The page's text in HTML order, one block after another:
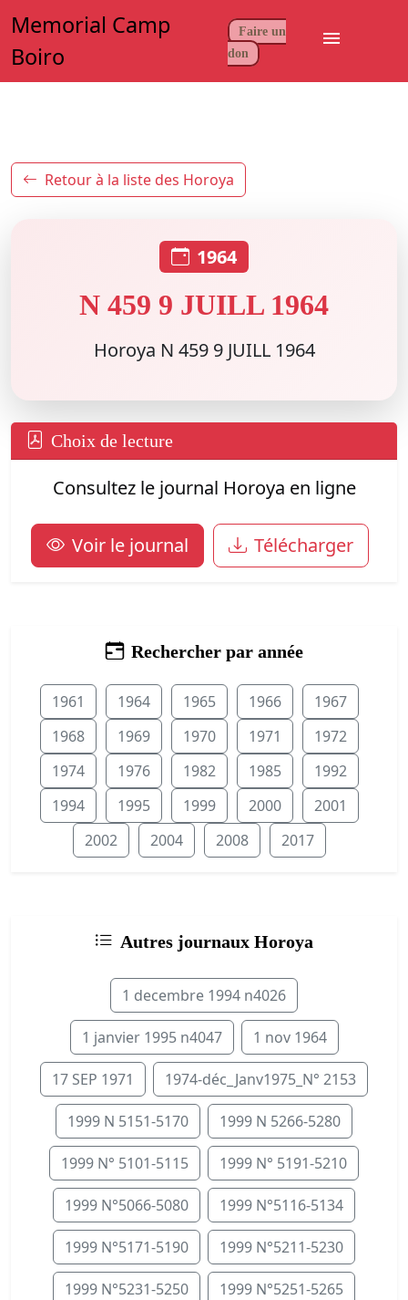
Memorial Camp
Boiro
Faire un
don
menu
Retour à la liste des Horoya
1964
N 459 9 JUILL 1964
Horoya N 459 9 JUILL 1964
Choix de lecture
Consultez le journal Horoya en ligne
Voir le journal Télécharger
Rechercher par année
1961 1964 1965 1966
1967
1968
1969 1970 1971
1972
1974
1976 1982 1985
1992
1994
1995 1999 2000
2001
2002
2004 2008 2017
Autres journaux Horoya
1 decembre 1994 n4026
1 janvier 1995 n4047 1 nov 1964
17 SEP 1971 1974-déc_Janv1975_N° 2153
1999 N 5151-5170 1999 N 5266-5280
1999 N° 5101-5115 1999 N° 5191-5210
1999 N°5066-5080 1999 N°5116-5134
1999 N°5171-5190 1999 N°5211-5230
1999 N°5231-5250 1999 N°5251-5265